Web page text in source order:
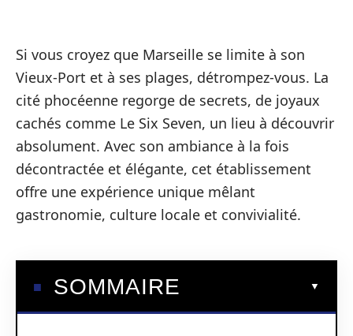
Si vous croyez que Marseille se limite à son
Vieux-Port et à ses plages, détrompez-vous. La
cité phocéenne regorge de secrets, de joyaux
cachés comme Le Six Seven, un lieu à découvrir
absolument. Avec son ambiance à la fois
décontractée et élégante, cet établissement
offre une expérience unique mêlant
gastronomie, culture locale et convivialité.
SOMMAIRE